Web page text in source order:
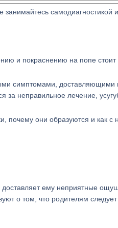
самодиагностикой
и покраснению на попе стоит
симптомами, доставляющими
за неправильное лечение,
почему они образуются и как с
ему неприятные
о том, что родителям